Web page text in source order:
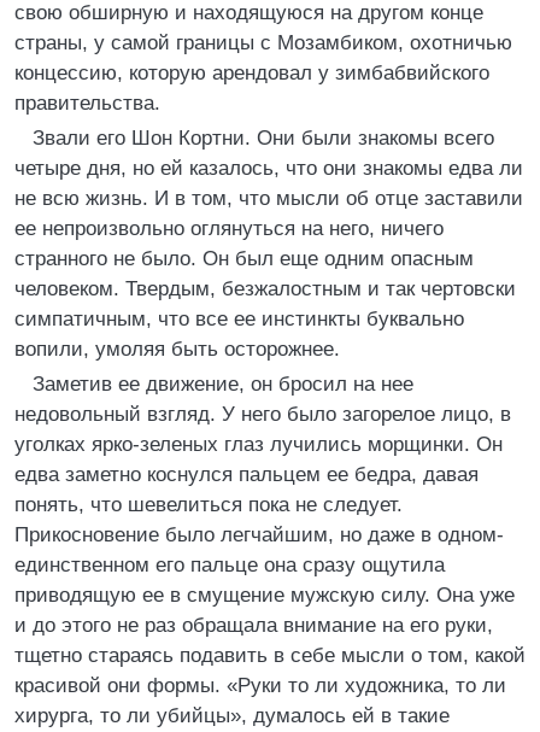
свою обширную и находящуюся на другом конце
страны, у самой границы с Мозамбиком, охотничью
концессию, которую арендовал у зимбабвийского
правительства.
Звали его Шон Кортни. Они были знакомы всего
четыре дня, но ей казалось, что они знакомы едва ли
не всю жизнь. И в том, что мысли об отце заставили
ее непроизвольно оглянуться на него, ничего
странного не было. Он был еще одним опасным
человеком. Твердым, безжалостным и так чертовски
симпатичным, что все ее инстинкты буквально
вопили, умоляя быть осторожнее.
Заметив ее движение, он бросил на нее
недовольный взгляд. У него было загорелое лицо, в
уголках ярко-зеленых глаз лучились морщинки. Он
едва заметно коснулся пальцем ее бедра, давая
понять, что шевелиться пока не следует.
Прикосновение было легчайшим, но даже в одном-
единственном его пальце она сразу ощутила
приводящую ее в смущение мужскую силу. Она уже
и до этого не раз обращала внимание на его руки,
тщетно стараясь подавить в себе мысли о том, какой
красивой они формы. «Руки то ли художника, то ли
хирурга, то ли убийцы», думалось ей в такие